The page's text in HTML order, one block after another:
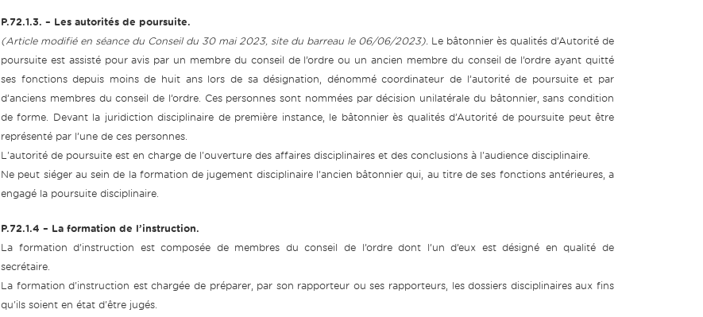
P.72.1.3. – Les autorités de poursuite.
(Article modifié en séance du Conseil du 30 mai 2023, site du barreau le 06/06/2023). Le bâtonnier ès qualités d’Autorité de
poursuite est assisté pour avis par un membre du conseil de l’ordre ou un ancien membre du conseil de l’ordre ayant quitté
ses fonctions depuis moins de huit ans lors de sa désignation, dénommé coordinateur de l’autorité de poursuite et par
d’anciens membres du conseil de l’ordre. Ces personnes sont nommées par décision unilatérale du bâtonnier, sans condition
de forme. Devant la juridiction disciplinaire de première instance, le bâtonnier ès qualités d’Autorité de poursuite peut être
représenté par l’une de ces personnes.
L'autorité de poursuite est en charge de l'ouverture des affaires disciplinaires et des conclusions à l'audience disciplinaire.
Ne peut siéger au sein de la formation de jugement disciplinaire l’ancien bâtonnier qui, au titre de ses fonctions antérieures, a
engagé la poursuite disciplinaire.
P.72.1.4 – La formation de l’instruction.
La formation d’instruction est composée de membres du conseil de l’ordre dont l’un d’eux est désigné en qualité de
secrétaire.
La formation d'instruction est chargée de préparer, par son rapporteur ou ses rapporteurs, les dossiers disciplinaires aux fins
qu'ils soient en état d'être jugés.